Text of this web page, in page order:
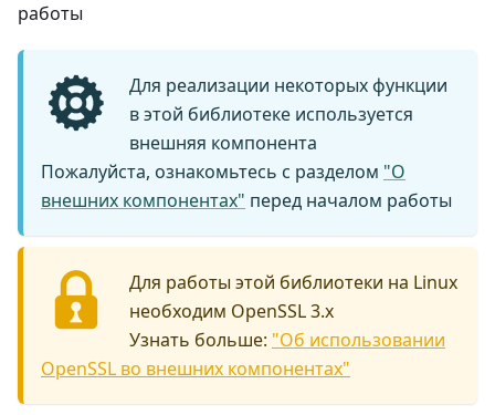
работы
Для реализации некоторых функции
в этой библиотеке используется
внешняя компонента
Пожалуйста, ознакомьтесь с разделом "О
внешних компонентах" перед началом работы
Для работы этой библиотеки на Linux
необходим OpenSSL 3.x
Узнать больше: "Об использовании
OpenSSL во внешних компонентах"